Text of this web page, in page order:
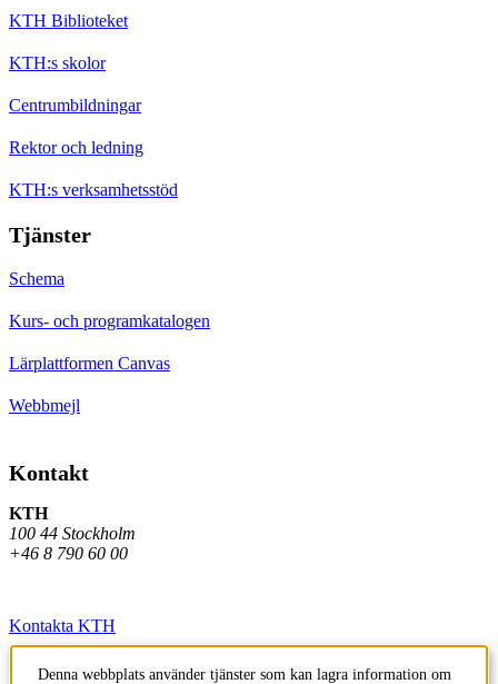
KTH Biblioteket
KTH:s skolor
Centrumbildningar
Rektor och ledning
KTH:s verksamhetsstöd
Tjänster
Schema
Kurs- och programkatalogen
Lärplattformen Canvas
Webbmejl
Kontakt
KTH
100 44 Stockholm
+46 8 790 60 00
Kontakta KTH
Jobba på KTH
Denna webbplats använder tjänster som kan lagra information om